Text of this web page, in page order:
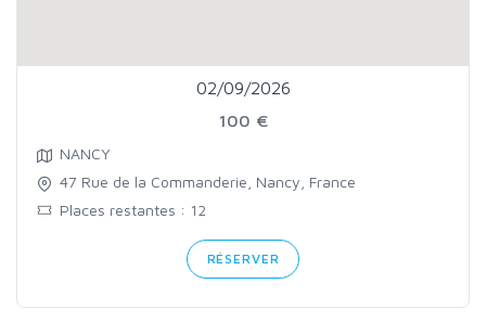
02/09/2026
100 €
NANCY
47 Rue de la Commanderie, Nancy, France
Places restantes : 12
RÉSERVER